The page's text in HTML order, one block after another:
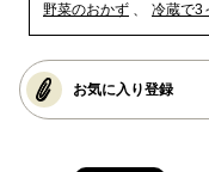
野菜のおかず 冷蔵で3
お気に入り登録